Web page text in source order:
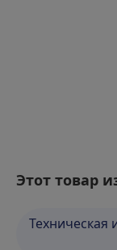
Этот товар
Техническая